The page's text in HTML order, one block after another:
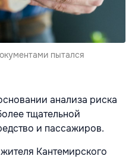
пытался
анализа риска
тщательной
и пассажиров.
Кантемирского